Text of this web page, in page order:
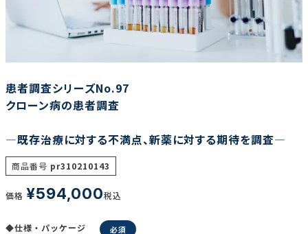
リセット 検索する
患者調査シリーズNo.97
クローン病の患者調査
―既存治療に対する不満点、新薬に対する期待を調査―
商品番号 pr310210143
価格 ¥594,000税込
◆仕様・パッケージ